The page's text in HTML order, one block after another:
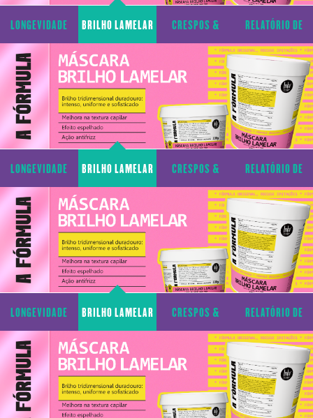
CAPILAR CACHOS
RELATÓRIO DE
TRANSPARÊNCIA
CAPILAR CACHOS TRANSPARÊNCIA
CAPILAR CACHOS TRANSPARÊNCIA